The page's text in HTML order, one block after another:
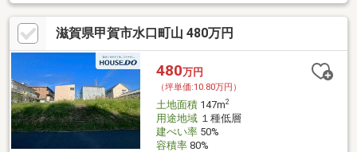
滋賀県甲賀市水口町山 480万円
480万円
（坪単価:10.80万円）
土地面積147m2
用途地域１種低層
建ぺい率50%
容積率80%